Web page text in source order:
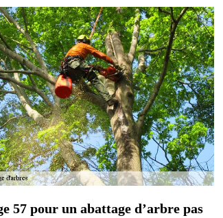
57 pour un abattage d’arbre pas